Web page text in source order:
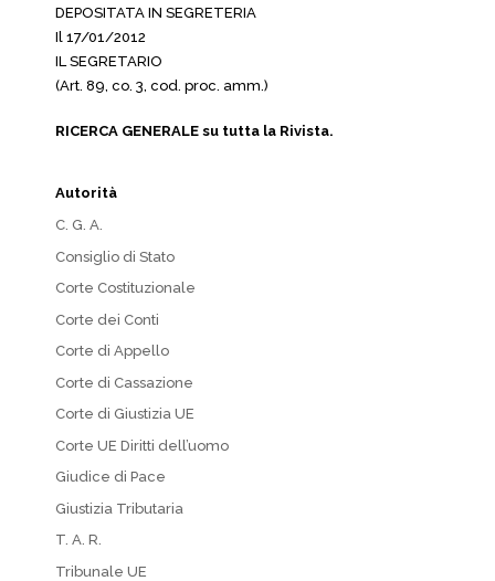
DEPOSITATA IN SEGRETERIA
Il 17/01/2012
IL SEGRETARIO
(Art. 89, co. 3, cod. proc. amm.)
RICERCA GENERALE su tutta la Rivista.
Autorità
C. G. A.
Consiglio di Stato
Corte Costituzionale
Corte dei Conti
Corte di Appello
Corte di Cassazione
Corte di Giustizia UE
Corte UE Diritti dell’uomo
Giudice di Pace
Giustizia Tributaria
T. A. R.
Tribunale UE